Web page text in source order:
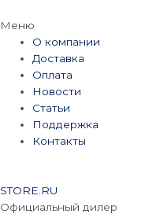
Меню
О компании
Доставка
Оплата
Новости
Статьи
Поддержка
Контакты
STORE.RU
Официальный дилер